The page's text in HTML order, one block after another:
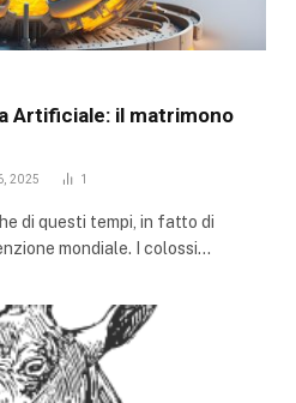
Artificiale: il matrimono
2025 1
di questi tempi, in fatto di
mondiale. I colossi…